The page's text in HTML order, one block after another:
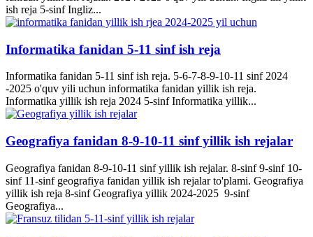
ish reja 5-sinf Ingliz...
Informatika fanidan 5-11 sinf ish reja
Informatika fanidan 5-11 sinf ish reja. 5-6-7-8-9-10-11 sinf 2024
-2025 o'quv yili uchun informatika fanidan yillik ish reja.
Informatika yillik ish reja 2024 5-sinf Informatika yillik...
Geografiya fanidan 8-9-10-11 sinf yillik ish rejalar
Geografiya fanidan 8-9-10-11 sinf yillik ish rejalar. 8-sinf 9-sinf 10-
sinf 11-sinf geografiya fanidan yillik ish rejalar to'plami. Geografiya
yillik ish reja 8-sinf Geografiya yillik 2024-2025 9-sinf
Geografiya...